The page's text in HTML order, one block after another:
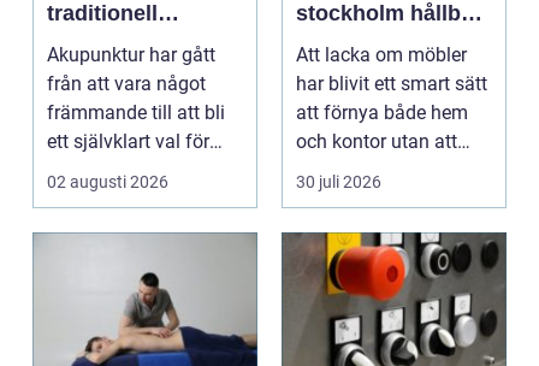
traditionell
kinesisk medicin
möter modern
vardag
Akupunktur har gått
från att vara något
främmande till att bli
ett självklart val för
många som söke...
02 augusti 2026
stockholm hållbar
förvandling av
hem och kontor
Att lacka om möbler
har blivit ett smart sätt
att förnya både hem
och kontor utan att
köpa nytt. Mån...
30 juli 2026